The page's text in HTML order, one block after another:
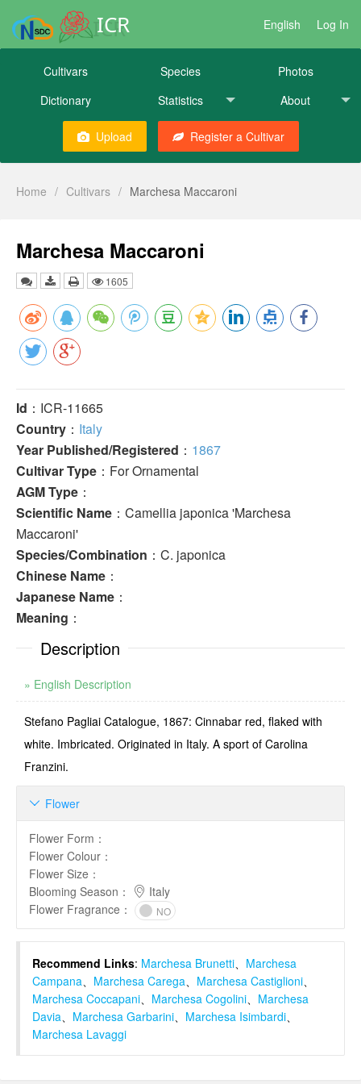
ICR English Log In
Cultivars Species
Photos
Dictionary
Statistics About
Upload Register a Cultivar
Home / Cultivars / Marchesa Maccaroni
Marchesa Maccaroni
1605
Id ：ICR-11665
Country ： Italy
Year Published/Registered ： 1867
Cultivar Type ：For Ornamental
AGM Type ：
Scientific Name ：Camellia japonica 'Marchesa
Maccaroni'
Species/Combination ：C. japonica
Chinese Name ：
Japanese Name ：
Meaning ：
Description
» English Description
Stefano Pagliai Catalogue, 1867: Cinnabar red, flaked with
white. Imbricated. Originated in Italy. A sport of Carolina
Franzini.
Flower

Flower Form ：
Flower Colour ：
Flower Size ：
Blooming Season ：
Italy
Flower Fragrance ： NO
Recommend Links: Marchesa Brunetti、 Marchesa
Campana、 Marchesa Carega、 Marchesa Castiglioni、
Marchesa Coccapani、 Marchesa Cogolini、 Marchesa
Davia、 Marchesa Garbarini、 Marchesa Isimbardi、
Marchesa Lavaggi